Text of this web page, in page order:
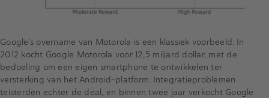
Google’s overname van Motorola is een klassiek voorbeeld. In
2012 kocht Google Motorola voor 12,5 miljard dollar, met de
bedoeling om een eigen smartphone te ontwikkelen ter
versterking van het Android-platform. Integratieproblemen
teisterden echter de deal, en binnen twee jaar verkocht Google